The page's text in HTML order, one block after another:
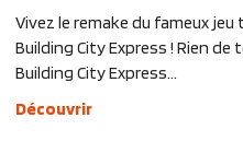
Vivez le remake du fameux
Building City Express ! Rien
Building City Express...
Découvrir